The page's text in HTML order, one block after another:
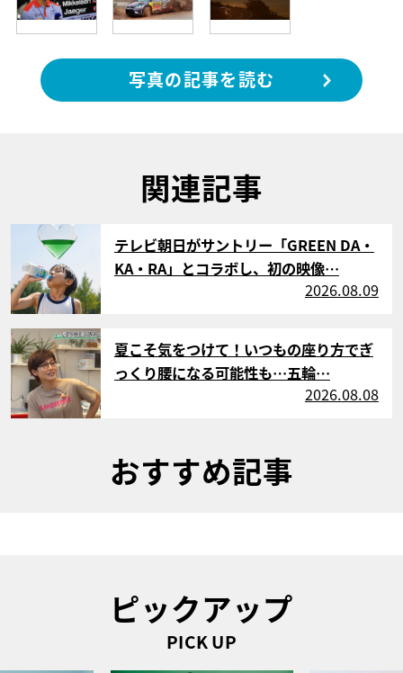
写真の記事を読む
関連記事
テレビ朝日がサントリー「GREEN DA・
KA・RA」とコラボし、初の映像…
2026.08.09
サムネイル
夏こそ気をつけて！いつもの座り方でぎ
っくり腰になる可能性も…五輪…
2026.08.08
おすすめ記事
ピックアップ
PICK UP